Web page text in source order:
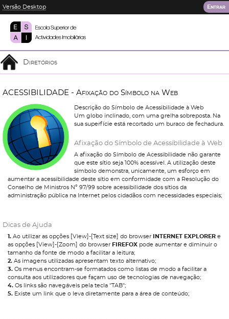
Versão Desktop Entrar
Diretórios
AC ESS B L DADE - Afixação do Símbolo na Web
Descrição do Símbolo de Acessibilidade à Web
Um globo inclinado, com uma grelha sobreposta. Na
sua superfície está recortado um buraco de fechadura.
Afixação do Símbolo de Acessibilidade à Web
A afixação do Símbolo de Acessibilidade não garante
que este sítio seja 100% acessível. A utilização deste
símbolo demonstra, unicamente, um esforço em
aumentar a acessibilidade deste sítio em conformidade com a Resolução do
Conselho de Ministros Nº 97/99 sobre acessibilidade dos sítios da
administração pública na Internet pelos cidadãos com necessidades especiais;
Dicas de Ajuda
1. Ao utilizar as opções [View]-[Text size] do browser INTERNET EXPLORER e
as opções [View]-[Zoom] do browser FIREFOX pode aumentar e diminuir o
tamanho da fonte de modo a facilitar a leitura;
2. As imagens utilizadas apresentam texto alternativo;
3. Os menus encontram-se formatados como listas de modo a facilitar a
consulta aos utilizadores que façam uso de tecnologias de navegação;
4. Os links são navegáveis pela tecla "TAB";
5. Existe um link que o leva diretamente para a área de conteúdo;